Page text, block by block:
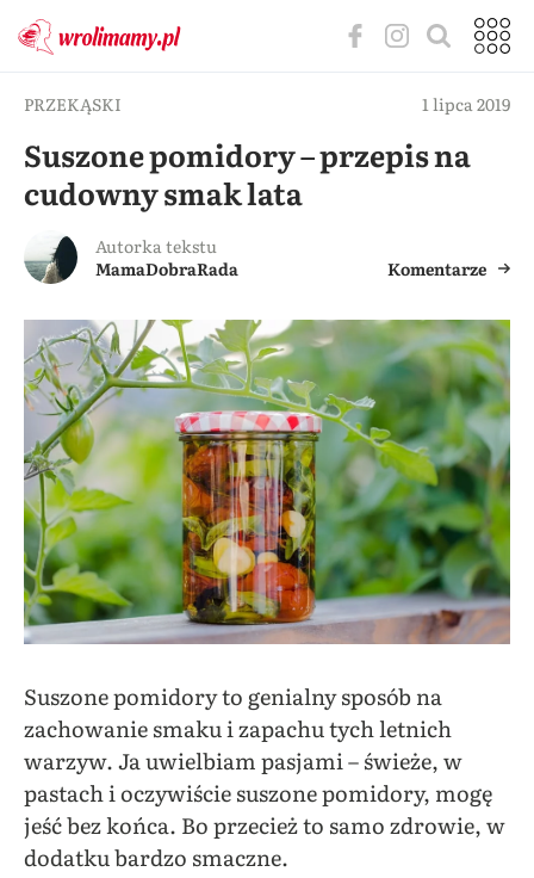
PRZEKĄSKI 1 lipca 2019
Suszone pomidory – przepis na
cudowny smak lata
Autorka tekstu
MamaDobraRada
Komentarze
Suszone pomidory to genialny sposób na
zachowanie smaku i zapachu tych letnich
warzyw. Ja uwielbiam pasjami – świeże, w
pastach i oczywiście suszone pomidory, mogę
jeść bez końca. Bo przecież to samo zdrowie, w
dodatku bardzo smaczne.